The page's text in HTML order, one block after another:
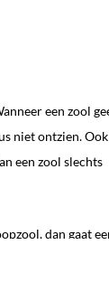
een zool
niet ontzien.
een zool slechts
dan gaat
resultaat te